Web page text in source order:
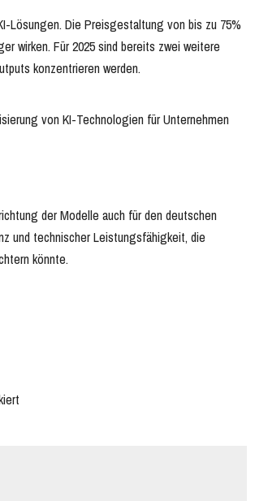
Lösungen. Die Preisgestaltung von bis zu 75%
wirken. Für 2025 sind bereits zwei weitere
konzentrieren werden.
von KI-Technologien für Unternehmen
der Modelle auch für den deutschen
und technischer Leistungsfähigkeit, die
könnte.